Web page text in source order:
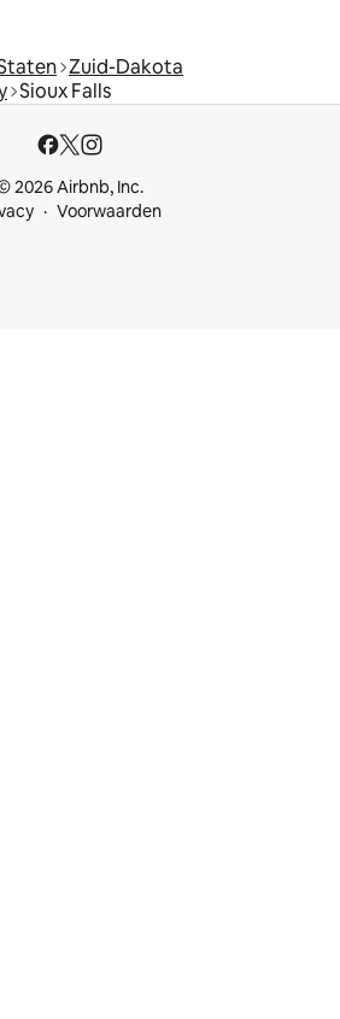
Zuid-Dakota
Sioux Falls
2026 Airbnb, Inc.
Voorwaarden